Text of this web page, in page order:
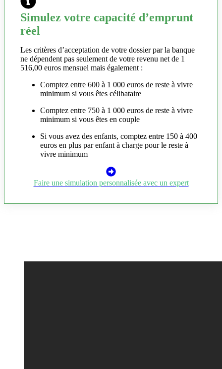
Simulez votre capacité d’emprunt
réel
Les critères d’acceptation de votre dossier par la banque
ne dépendent pas seulement de votre revenu net de 1
516,00 euros mensuel mais également :
Comptez entre 600 à 1 000 euros de reste à vivre
minimum si vous êtes célibataire
Comptez entre 750 à 1 000 euros de reste à vivre
minimum si vous êtes en couple
Si vous avez des enfants, comptez entre 150 à 400
euros en plus par enfant à charge pour le reste à
vivre minimum
Faire une simulation personnalisée avec un expert